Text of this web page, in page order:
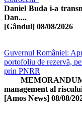
Daniel Buda i-a
Dan....
[Gândul] 08/08/2026
Guvernul României:
portofoliu de rezervă,
prin PNRR
management al
[Amos News] 08/08/